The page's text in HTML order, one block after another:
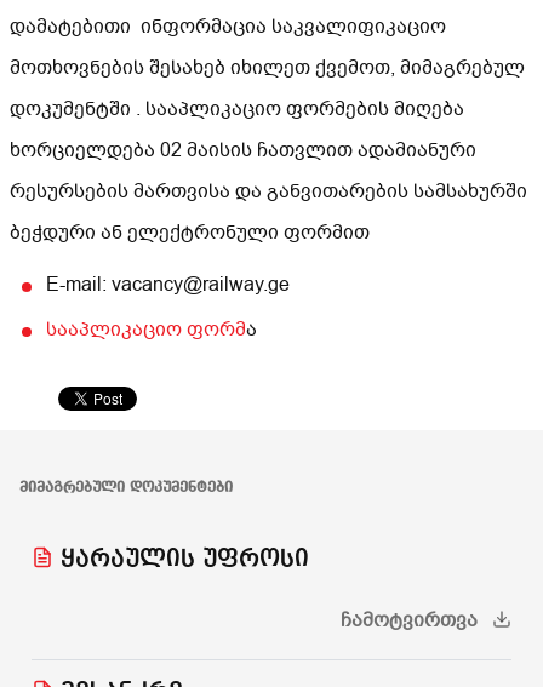
დამატებითი ინფორმაცია საკვალიფიკაციო
მოთხოვნების შესახებ იხილეთ ქვემოთ, მიმაგრებულ
დოკუმენტში . სააპლიკაციო ფორმების მიღება
ხორციელდება 02 მაისის ჩათვლით ადამიანური
რესურსების მართვისა და განვითარების სამსახურში
ბეჭდური ან ელექტრონული ფორმით
E-mail: vacancy@railway.ge
სააპლიკაციო ფორმა
ᲛᲘᲛᲐᲒᲠᲔᲑᲣᲚᲘ ᲓᲝᲙᲣᲛᲔᲜᲢᲔᲑᲘ
ყარაულის უფროსი
ᲩᲐᲛᲝᲢᲕᲘᲠᲗᲕᲐ